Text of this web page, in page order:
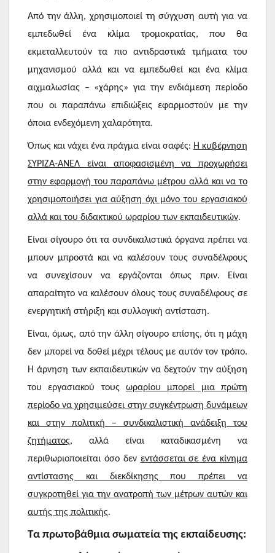
Από την άλλη, χρησιμοποιεί τη σύγχυση αυτή για να
εμπεδωθεί ένα κλίμα τρομοκρατίας, που θα
εκμεταλλευτούν τα πιο αντιδραστικά τμήματα του
μηχανισμού αλλά και να εμπεδωθεί και ένα κλίμα
αιχμαλωσίας – «χάρης» για την ενδιάμεση περίοδο
που οι παραπάνω επιδιώξεις εφαρμοστούν με την
όποια ενδεχόμενη χαλαρότητα.
Όπως και νάχει ένα πράγμα είναι σαφές: Η κυβέρνηση
ΣΥΡΙΖΑ-ΑΝΕΛ είναι αποφασισμένη να προχωρήσει
στην εφαρμογή του παραπάνω μέτρου αλλά και να το
χρησιμοποιήσει για αύξηση όχι μόνο του εργασιακού
αλλά και του διδακτικού ωραρίου των εκπαιδευτικών.
Είναι σίγουρο ότι τα συνδικαλιστικά όργανα πρέπει να
μπουν μπροστά και να καλέσουν τους συναδέλφους
να συνεχίσουν να εργάζονται όπως πριν. Είναι
απαραίτητο να καλέσουν όλους τους συναδέλφους σε
ενεργητική στήριξη και συλλογική αντίσταση.
Είναι, όμως, από την άλλη σίγουρο επίσης, ότι η μάχη
δεν μπορεί να δοθεί μέχρι τέλους με αυτόν τον τρόπο.
Η άρνηση των εκπαιδευτικών να δεχτούν την αύξηση
του εργασιακού τους ωραρίου μπορεί μια πρώτη
περίοδο να χρησιμεύσει στην συγκέντρωση δυνάμεων
και στην πολιτική – συνδικαλιστική ανάδειξη του
ζητήματος, αλλά είναι καταδικασμένη να
περιθωριοποιείται όσο δεν εντάσσεται σε ένα κίνημα
αντίστασης και διεκδίκησης που πρέπει να
συγκροτηθεί για την ανατροπή των μέτρων αυτών και
αυτής της πολιτικής.
Τα πρωτοβάθμια σωματεία της εκπαίδευσης: